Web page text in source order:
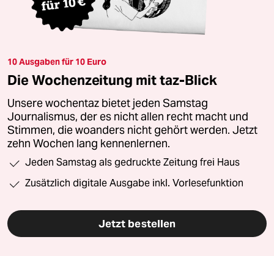
10 Ausgaben für 10 Euro
Die Wochenzeitung mit taz-Blick
Unsere wochentaz bietet jeden Samstag
Journalismus, der es nicht allen recht macht und
Stimmen, die woanders nicht gehört werden. Jetzt
zehn Wochen lang kennenlernen.
Jeden Samstag als gedruckte Zeitung frei Haus
Zusätzlich digitale Ausgabe inkl. Vorlesefunktion
Jetzt bestellen